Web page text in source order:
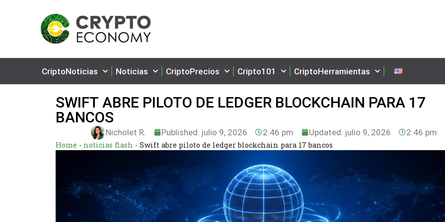
CriptoNoticias Noticias CriptoPrecios Cripto101 CriptoHerramientas
SWIFT ABRE PILOTO DE LEDGER BLOCKCHAIN PARA 17
BANCOS
Nicholet R. Published: julio 9, 2026 2:46 pm Updated: julio 9, 2026 2:46 pm
Home - noticias flash - Swift abre piloto de ledger blockchain para 17 bancos